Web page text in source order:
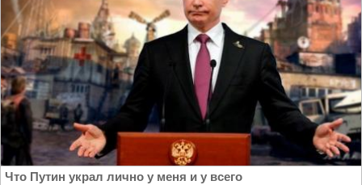
Что Путин украл лично у меня и у всего